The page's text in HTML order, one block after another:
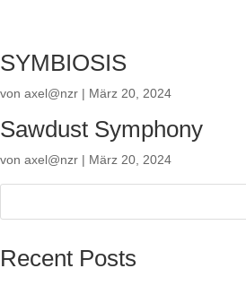
SYMBIOSIS
von axel@nzr | März 20, 2024
Sawdust Symphony
von axel@nzr | März 20, 2024
Recent Posts